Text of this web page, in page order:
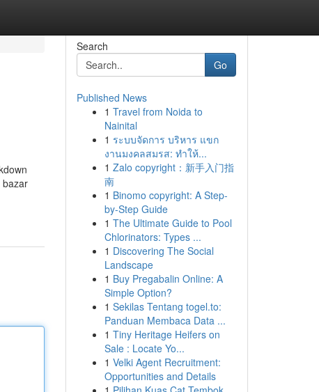
bazar
Search
Go
Published News
1 Travel from Noida to
Nainital
1 ระบบจัดการ บริหาร แขก
งานมงคลสมรส: ทำให้...
1 Zalo copyright：新手入门指
南
1 Binomo copyright: A Step-
by-Step Guide
1 The Ultimate Guide to Pool
Chlorinators: Types ...
1 Discovering The Social
Landscape
1 Buy Pregabalin Online: A
Simple Option?
1 Sekilas Tentang togel.to:
Panduan Membaca Data ...
1 Tiny Heritage Heifers on
Sale : Locate Yo...
1 Velki Agent Recruitment:
Opportunities and Details